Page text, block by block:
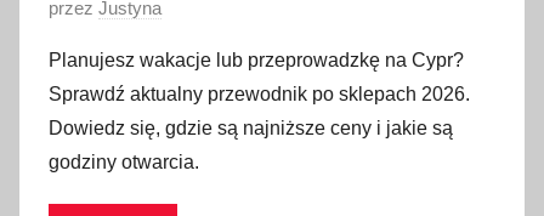
O
u
b
l
i
przez Justyna
Planujesz wakacje lub przeprowadzkę na Cypr?
Sprawdź aktualny przewodnik po sklepach 2026.
Dowiedz się, gdzie są najniższe ceny i jakie są
godziny otwarcia.